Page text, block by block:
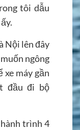
tôi dẫu
Nội lên đây
ngông
xe máy gần
đầu đi bộ
trình 4